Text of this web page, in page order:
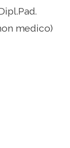
medico)